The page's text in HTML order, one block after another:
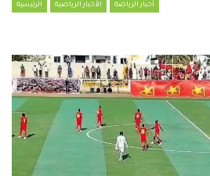
أخبار الرياضة الأخبار الرياضية الرئيسية